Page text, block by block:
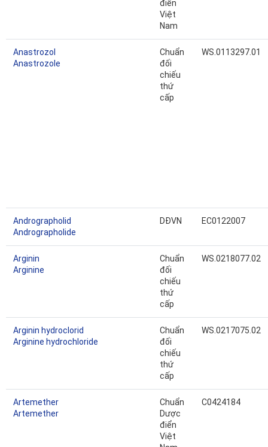
điển
Việt
Nam
Anastrozol
Anastrozole
Chuẩn
đối
chiếu
thứ
cấp
WS.0113297.01
Andrographolid
Andrographolide
DĐVN EC0122007
Arginin
Arginine
Chuẩn
đối
chiếu
thứ
cấp
WS.0218077.02
Arginin hydroclorid
Arginine hydrochloride
Chuẩn
đối
chiếu
thứ
cấp
WS.0217075.02
Artemether
Artemether
Chuẩn
Dược
điển
Việt
C0424184